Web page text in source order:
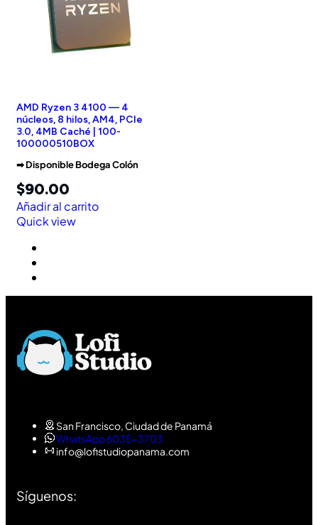
AMD Ryzen 3 4100 — 4
núcleos, 8 hilos, AM4, PCIe
3.0, 4MB Caché | 100-
100000510BOX
➡︎ Disponible Bodega Colón
$90.00
Añadir al carrito
Quick view
San Francisco, Ciudad de Panamá
WhatsApp 6035-3703
info@lofistudiopanama.com
Síguenos: